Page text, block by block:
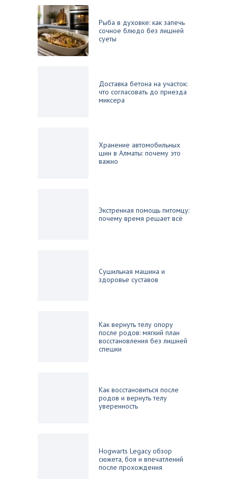
Рыба в духовке: как запечь
сочное блюдо без лишней
суеты
Доставка бетона на участок:
что согласовать до приезда
миксера
Хранение автомобильных
шин в Алматы: почему это
важно
Экстренная помощь питомцу:
почему время решает всё
Сушильная машина и
здоровье суставов
Как вернуть телу опору
после родов: мягкий план
восстановления без лишней
спешки
Как восстановиться после
родов и вернуть телу
уверенность
Hogwarts Legacy обзор
сюжета, боя и впечатлений
после прохождения